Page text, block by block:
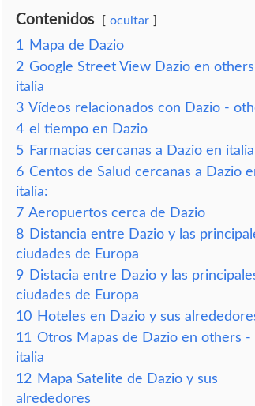
Contenidos ocultar
1
Mapa de Dazio
2 Google Street View Dazio en
italia
3 Vídeos relacionados con Dazio -
4 el tiempo en Dazio
5 Farmacias cercanas a Dazio en
6 Centos de Salud cercanas a Dazio
italia:
7 Aeropuertos cerca de Dazio
8 Distancia entre Dazio y las
ciudades de Europa
9 Distacia entre Dazio y las
ciudades de Europa
10 Hoteles en Dazio y sus
11 Otros Mapas de Dazio en others -
italia
12 Mapa Satelite de Dazio y sus
alrededores